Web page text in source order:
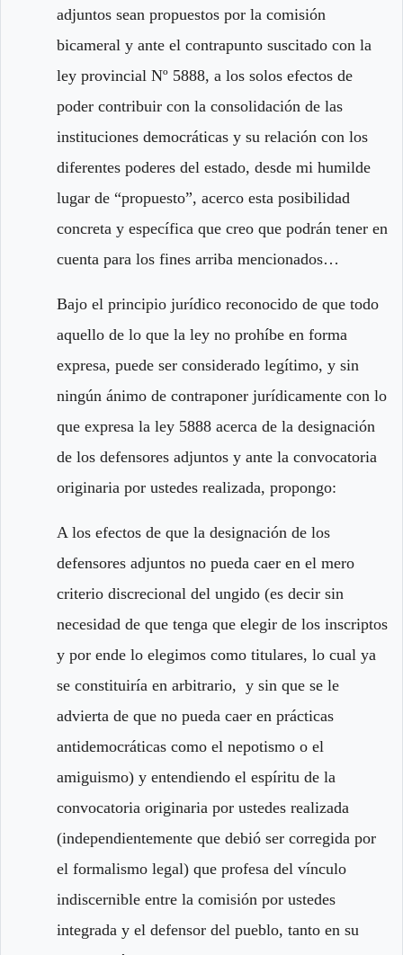
adjuntos sean propuestos por la comisión
bicameral y ante el contrapunto suscitado con la
ley provincial Nº 5888, a los solos efectos de
poder contribuir con la consolidación de las
instituciones democráticas y su relación con los
diferentes poderes del estado, desde mi humilde
lugar de “propuesto”, acerco esta posibilidad
concreta y específica que creo que podrán tener en
cuenta para los fines arriba mencionados…
Bajo el principio jurídico reconocido de que todo
aquello de lo que la ley no prohíbe en forma
expresa, puede ser considerado legítimo, y sin
ningún ánimo de contraponer jurídicamente con lo
que expresa la ley 5888 acerca de la designación
de los defensores adjuntos y ante la convocatoria
originaria por ustedes realizada, propongo:
A los efectos de que la designación de los
defensores adjuntos no pueda caer en el mero
criterio discrecional del ungido (es decir sin
necesidad de que tenga que elegir de los inscriptos
y por ende lo elegimos como titulares, lo cual ya
se constituiría en arbitrario, y sin que se le
advierta de que no pueda caer en prácticas
antidemocráticas como el nepotismo o el
amiguismo) y entendiendo el espíritu de la
convocatoria originaria por ustedes realizada
(independientemente que debió ser corregida por
el formalismo legal) que profesa del vínculo
indiscernible entre la comisión por ustedes
integrada y el defensor del pueblo, tanto en su